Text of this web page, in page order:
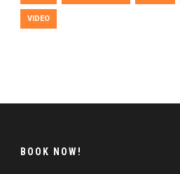
VIDEO
BOOK NOW!